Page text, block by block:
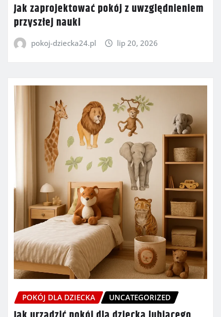
Jak zaprojektować pokój z uwzględnieniem
przyszłej nauki
pokoj-dziecka24.pl lip 20, 2026
POKÓJ DLA DZIECKA UNCATEGORIZED